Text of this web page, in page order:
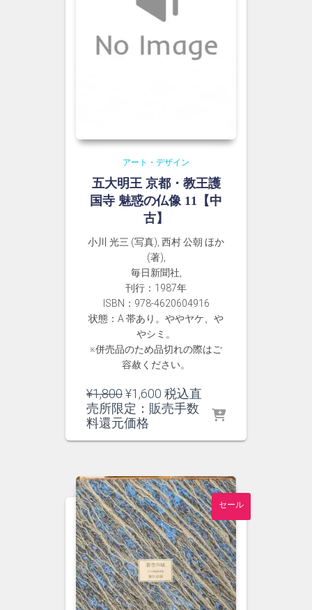
アート・デザイン
五大明王 京都・教王護
国寺 魅惑の仏像 11【中
古】
小川 光三 (写真), 西村 公朝 ほか
(著),
毎日新聞社,
刊行：1987年
ISBN：978-4620604916
状態：A 帯あり。ややヤケ、や
やシミ。
※併売品のため品切れの際はご
容赦ください。
¥1,800元
の
価
格
で
し
た。
¥1,600 現
在
価
¥1,600
で
す。
税込直
売所限定：販売手数
料還元価格
セール